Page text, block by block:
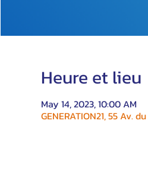
Heure et lieu
May 14, 2023, 10:00 AM
GENERATION21, 55 Av.